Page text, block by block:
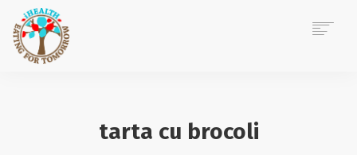
CONSILIERE NUTRIȚIEtarta cu brocoli